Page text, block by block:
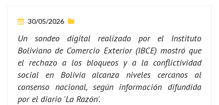
30/05/2026
Un sondeo digital realizado por el Instituto
Boliviano de Comercio Exterior (IBCE) mostró que
el rechazo a los bloqueos y a la conflictividad
social en Bolivia alcanza niveles cercanos al
consenso nacional, según información difundida
por el diario 'La Razón'.